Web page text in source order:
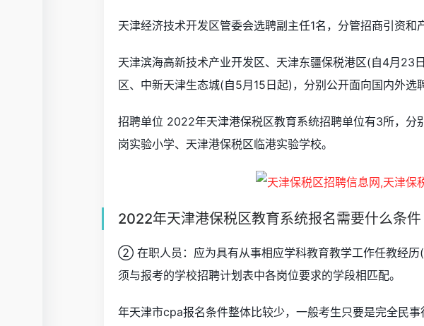
天津经济技术开发区管委会选聘副主任1名，分管招商引资和
天津滨海高新技术产业开发区、天津东疆保税港区(自4月23
区、中新天津生态城(自5月15日起)，分别公开面向国内外选
招聘单位 2022年天津港保税区教育系统招聘单位有3所，分
岗实验小学、天津港保税区临港实验学校。
2022年天津港保税区教育系统报名需要什么条件
② 在职人员：应为具有从事相应学科教育教学工作任教经历
须与报考的学校招聘计划表中各岗位要求的学段相匹配。
年天津市cpa报名条件整体比较少，一般考生只要是完全民